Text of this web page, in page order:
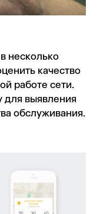
несколько
качество
работе сети.
для выявления
обслуживания.